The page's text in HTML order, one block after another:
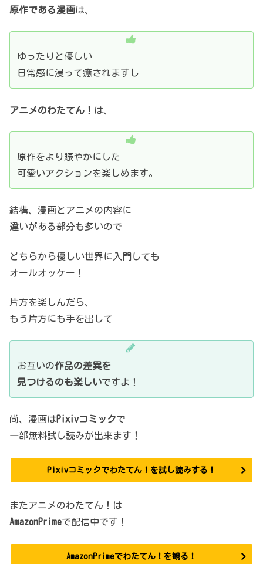
原作である漫画は、
ゆったりと優しい
日常感に浸って癒されますし
アニメのわたてん！ は、
原作をより賑やかにした
可愛いアクションを楽しめます。
結構、漫画とアニメの内容に
違いがある部分も多いので
どちらから優しい世界に入門しても
オールオッケー！
片方を楽しんだら、
もう片方にも手を出して
お互いの作品の差異を
見つけるのも楽しいですよ！
尚、漫画はPixivコミックで
一部無料試し読みが出来ます！
Pixivコミックでわたてん！を試し読みする！
またアニメのわたてん！は
AmazonPrimeで配信中です！
AmazonPrimeでわたてん！を観る！